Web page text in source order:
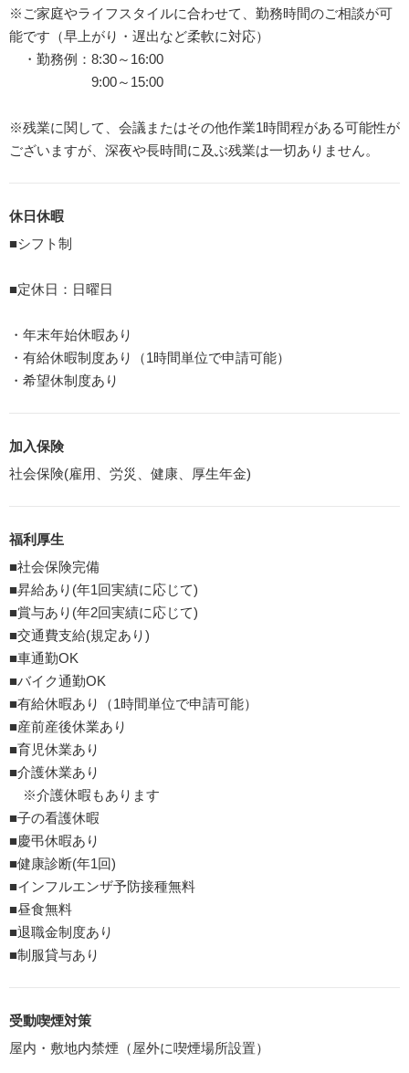
※ご家庭やライフスタイルに合わせて、勤務時間のご相談が可
能です（早上がり・遅出など柔軟に対応）
・勤務例：8:30～16:00
9:00～15:00
※残業に関して、会議またはその他作業1時間程がある可能性が
ございますが、深夜や長時間に及ぶ残業は一切ありません。
休日休暇
■シフト制
■定休日：日曜日
・年末年始休暇あり
・有給休暇制度あり（1時間単位で申請可能）
・希望休制度あり
加入保険
社会保険(雇用、労災、健康、厚生年金)
福利厚生
■社会保険完備
■昇給あり(年1回実績に応じて)
■賞与あり(年2回実績に応じて)
■交通費支給(規定あり)
■車通勤OK
■バイク通勤OK
■有給休暇あり（1時間単位で申請可能）
■産前産後休業あり
■育児休業あり
■介護休業あり
※介護休暇もあります
■子の看護休暇
■慶弔休暇あり
■健康診断(年1回)
■インフルエンザ予防接種無料
■昼食無料
■退職金制度あり
■制服貸与あり
受動喫煙対策
屋内・敷地内禁煙（屋外に喫煙場所設置）